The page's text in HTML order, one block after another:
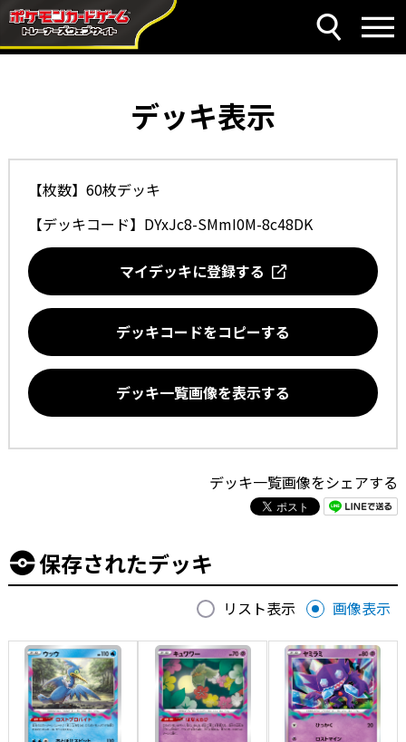
デッキ表示
【枚数】60枚デッキ
【デッキコード】 DYxJc8-SMmI0M-8c48DK
マイデッキに登録する
デッキコードをコピーする
デッキ一覧画像を表示する
デッキ一覧画像をシェアする
保存されたデッキ
リスト表示 画像表示